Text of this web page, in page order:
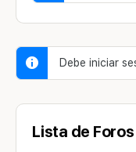
Debe iniciar
Lista de Foros